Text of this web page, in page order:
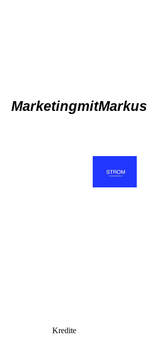
MarketingmitMarkus
Kredite